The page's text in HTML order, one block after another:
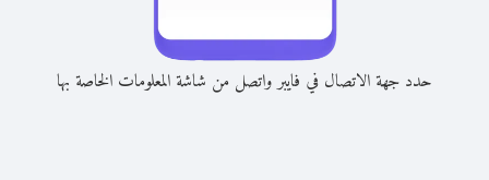
حدد جهة الاتصال في فايبر واتصل من شاشة المعلومات الخاصة بها